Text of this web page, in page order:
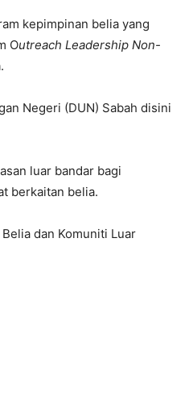
kepimpinan belia yang
Outreach Leadership Non-
Negeri (DUN) Sabah disini
luar bandar bagi
berkaitan belia.
dan Komuniti Luar